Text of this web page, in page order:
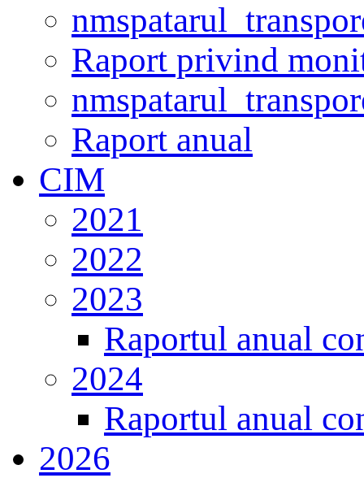
Raport privind
Raport anual
CIM
2021
2022
2023
Raportul anual
2024
Raportul anual
2026